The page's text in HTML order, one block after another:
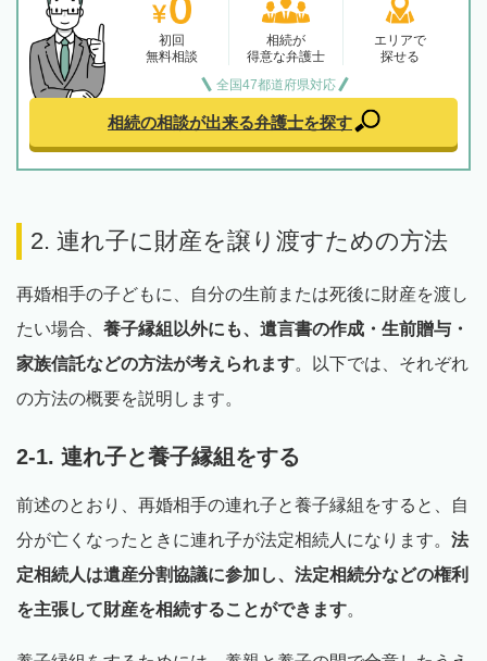
初回
無料相談
相続が
得意な弁護士
エリアで
探せる
全国47都道府県対応
相続の相談が出来る弁護士を探す
2. 連れ子に財産を譲り渡すための方法
再婚相手の子どもに、自分の生前または死後に財産を渡し
たい場合、 養子縁組以外にも、遺言書の作成・生前贈与・
家族信託などの方法が考えられます。以下では、それぞれ
の方法の概要を説明します。
2-1. 連れ子と養子縁組をする
前述のとおり、再婚相手の連れ子と養子縁組をすると、自
分が亡くなったときに連れ子が法定相続人になります。 法
定相続人は遺産分割協議に参加し、法定相続分などの権利
を主張して財産を相続することができます。